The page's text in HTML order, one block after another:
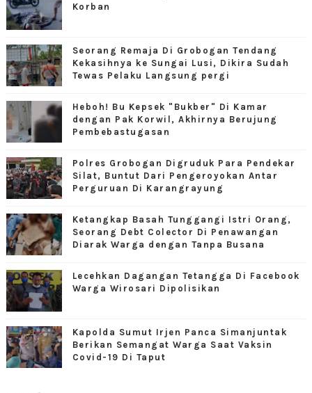
Korban
Seorang Remaja Di Grobogan Tendang
Kekasihnya ke Sungai Lusi, Dikira Sudah
Tewas Pelaku Langsung pergi
Heboh! Bu Kepsek "Bukber" Di Kamar
dengan Pak Korwil, Akhirnya Berujung
Pembebastugasan
Polres Grobogan Digruduk Para Pendekar
Silat, Buntut Dari Pengeroyokan Antar
Perguruan Di Karangrayung
Ketangkap Basah Tunggangi Istri Orang,
Seorang Debt Colector Di Penawangan
Diarak Warga dengan Tanpa Busana
Lecehkan Dagangan Tetangga Di Facebook
Warga Wirosari Dipolisikan
Kapolda Sumut Irjen Panca Simanjuntak
Berikan Semangat Warga Saat Vaksin
Covid-19 Di Taput